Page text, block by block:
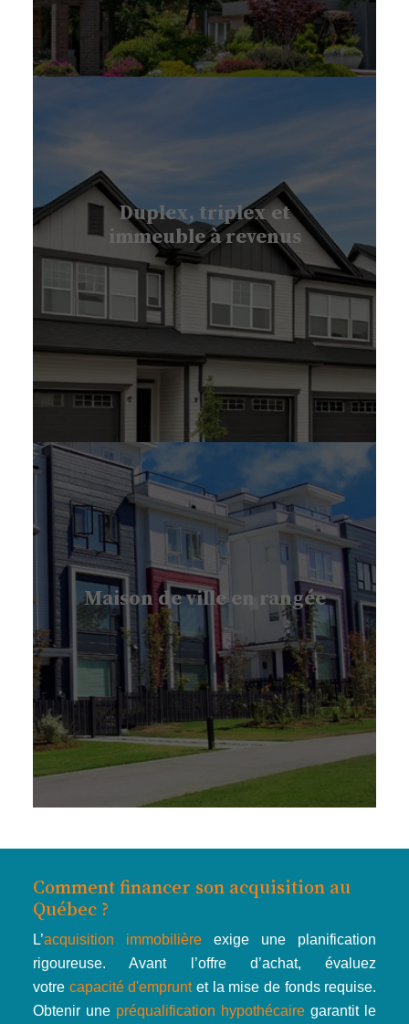
Duplex, triplex et
immeuble à revenus
Maison de ville en rangée
Comment financer son acquisition au
Québec ?
L’acquisition immobilièreexige une planification
rigoureuse. Avant l’offre d’achat, évaluez
votre capacité d'empruntet la mise de fonds requise.
Obtenir une préqualification hypothécaire garantit le